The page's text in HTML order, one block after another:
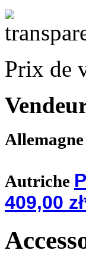
Prix de
Allemagne
Autriche
409,00